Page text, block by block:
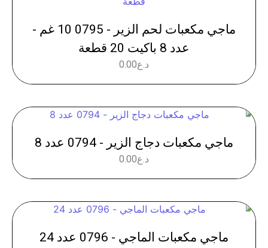
ماجي مكعبات لحم الزير - 0795 10 غم -
عدد 8 باكيت 20 قطعة
د.ع0.00
ماجي مكعبات دجاج الزير - 0794 عدد 8
د.ع0.00
ماجي مكعبات الماجي - 0796 عدد 24